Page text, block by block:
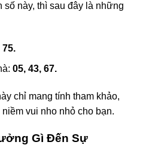
số này, thì sau đây là những
75.
05, 43, 67.
chỉ mang tính tham khảo,
vui nho nhỏ cho bạn.
Gì Đến Sự